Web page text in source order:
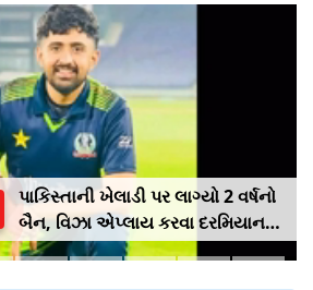
પાકિસ્તાની ખેલાડી પર લાગ્યો 2 વર્ષનો
બૈન, વિઝા એપ્લાય કરવા દરમિયાન
આપી ખોટી માહિતી